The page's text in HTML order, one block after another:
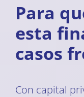
Para
esta
casos
Con capital